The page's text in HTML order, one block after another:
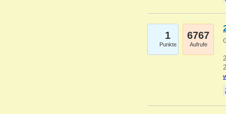
1
Punkte
6767
Aufrufe